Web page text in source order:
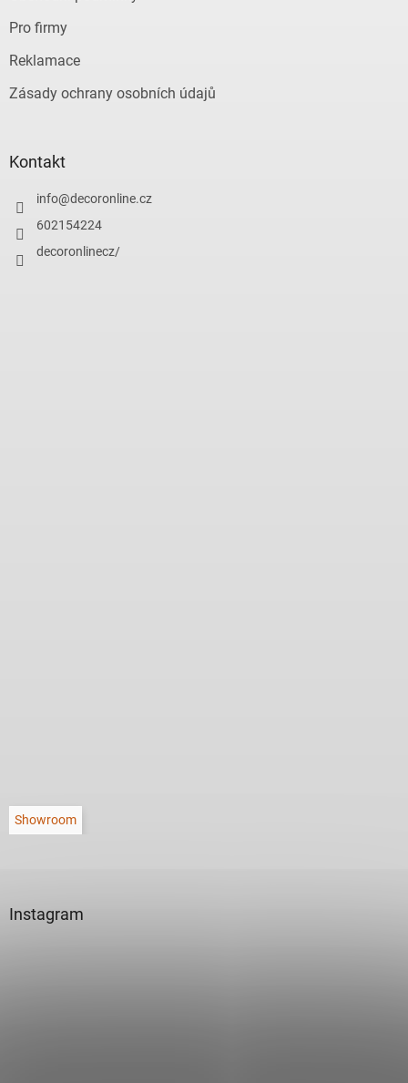
Pro firmy
Reklamace
Zásady ochrany osobních údajů
Kontakt
info@decoronline.cz
602154224
decoronlinecz/
Showroom
Instagram